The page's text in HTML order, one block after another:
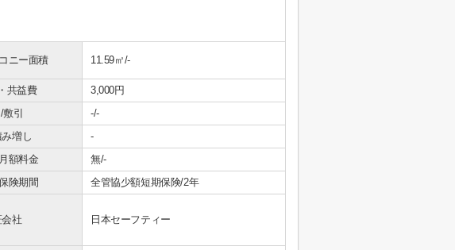
ニー面積 11.59㎡/-
共益費
3,000円
引
-/-
増し
-
額料金
無/-
険期間 全管協少額短期保険/2年
社 日本セーフティー